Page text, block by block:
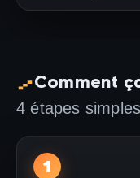
Comment
4 étapes
1